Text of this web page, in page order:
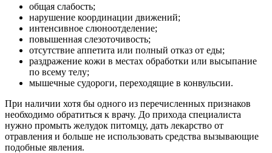
общая слабость;
нарушение координации движений;
интенсивное слюноотделение;
повышенная слезоточивость;
отсутствие аппетита или полный отказ от еды;
раздражение кожи в местах обработки или высыпание
по всему телу;
мышечные судороги, переходящие в конвульсии.
При наличии хотя бы одного из перечисленных признаков
необходимо обратиться к врачу. До прихода специалиста
нужно промыть желудок питомцу, дать лекарство от
отравления и больше не использовать средства вызывающие
подобные явления.